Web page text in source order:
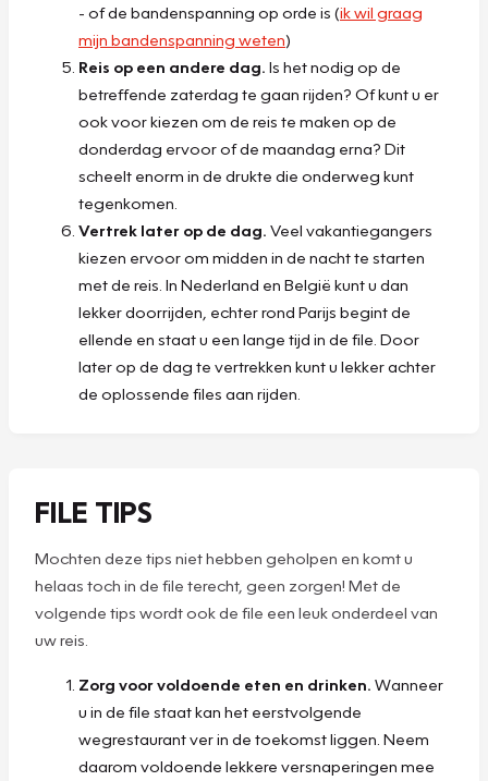
- of de bandenspanning op orde is (ik wil graag
mijn bandenspanning weten)
Reis op een andere dag. Is het nodig op de
betreffende zaterdag te gaan rijden? Of kunt u er
ook voor kiezen om de reis te maken op de
donderdag ervoor of de maandag erna? Dit
scheelt enorm in de drukte die onderweg kunt
tegenkomen.
Vertrek later op de dag. Veel vakantiegangers
kiezen ervoor om midden in de nacht te starten
met de reis. In Nederland en België kunt u dan
lekker doorrijden, echter rond Parijs begint de
ellende en staat u een lange tijd in de file. Door
later op de dag te vertrekken kunt u lekker achter
de oplossende files aan rijden.
FILE TIPS
Mochten deze tips niet hebben geholpen en komt u
helaas toch in de file terecht, geen zorgen! Met de
volgende tips wordt ook de file een leuk onderdeel van
uw reis.
Zorg voor voldoende eten en drinken. Wanneer
u in de file staat kan het eerstvolgende
wegrestaurant ver in de toekomst liggen. Neem
daarom voldoende lekkere versnaperingen mee